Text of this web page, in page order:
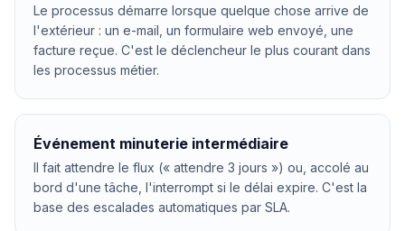
Le processus démarre lorsque quelque chose arrive de
l'extérieur : un e-mail, un formulaire web envoyé, une
facture reçue. C'est le déclencheur le plus courant dans
les processus métier.
Événement minuterie intermédiaire
Il fait attendre le flux (« attendre 3 jours ») ou, accolé au
bord d'une tâche, l'interrompt si le délai expire. C'est la
base des escalades automatiques par SLA.